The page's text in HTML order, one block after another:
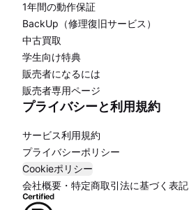
1年間の動作保証
BackUp（修理復旧サービス）
中古買取
学生向け特典
販売者になるには
販売者専用ページ
プライバシーと利用規約
サービス利用規約
プライバシーポリシー
Cookieポリシー
会社概要・特定商取引法に基づく表記